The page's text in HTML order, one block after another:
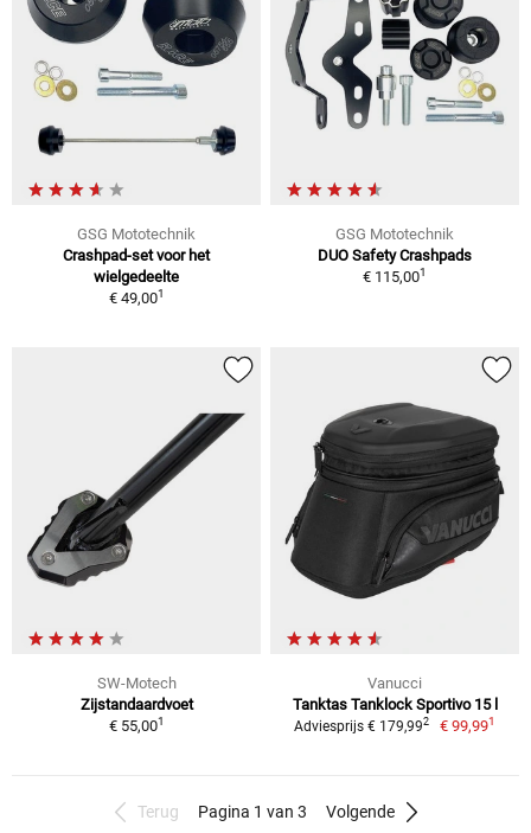
GSG Mototechnik
Crashpad-set voor het
wielgedeelte
€ 49,001
GSG Mototechnik
DUO Safety Crashpads
€ 115,001
SW-Motech
Zijstandaardvoet
€ 55,001
Vanucci
Tanktas Tanklock Sportivo 15 l
Adviesprijs € 179,992 € 99,991
Terug Pagina 1 van 3 Volgende